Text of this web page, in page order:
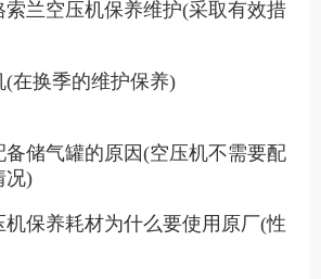
索兰空压机保养维护(采取有效措
(在换季的维护保养)
备储气罐的原因(空压机不需要配
况)
机保养耗材为什么要使用原厂(性